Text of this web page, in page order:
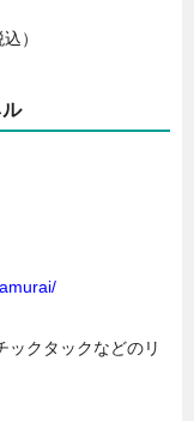
）
ックタックなどのリ